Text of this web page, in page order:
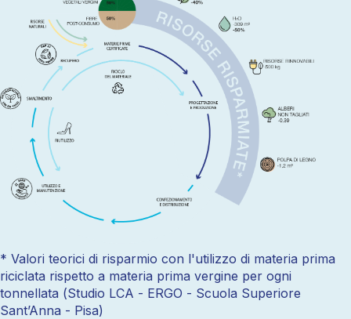
* Valori teorici di risparmio con l'utilizzo di materia prima
riciclata rispetto a materia prima vergine per ogni
tonnellata (Studio LCA - ERGO - Scuola Superiore
Sant’Anna - Pisa)